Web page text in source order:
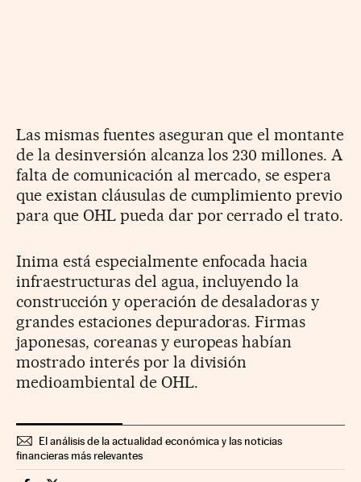
Las mismas fuentes aseguran que el montante
de la desinversión alcanza los 230 millones. A
falta de comunicación al mercado, se espera
que existan cláusulas de cumplimiento previo
para que OHL pueda dar por cerrado el trato.
Inima está especialmente enfocada hacia
infraestructuras del agua, incluyendo la
construcción y operación de desaladoras y
grandes estaciones depuradoras. Firmas
japonesas, coreanas y europeas habían
mostrado interés por la división
medioambiental de OHL.
El análisis de la actualidad económica y las noticias
financieras más relevantes